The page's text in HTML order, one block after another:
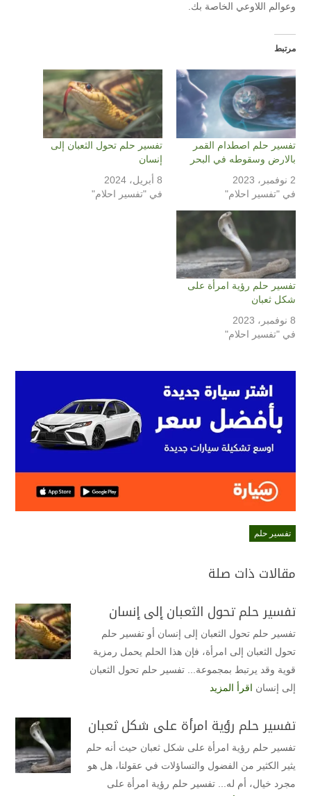
وعوالم اللاوعي الخاصة بك.
مرتبط
تفسير حلم اصطدام القمر
بالارض وسقوطه في البحر
2 نوفمبر، 2023
في "تفسير احلام"
تفسير حلم تحول الثعبان إلى
إنسان
8 أبريل، 2024
في "تفسير احلام"
تفسير حلم رؤية امرأة على
شكل ثعبان
8 نوفمبر، 2023
في "تفسير احلام"
تفسير حلم
مقالات ذات صلة
تفسير حلم تحول الثعبان إلى إنسان
تفسير حلم تحول الثعبان إلى إنسان أو تفسير حلم
تحول الثعبان إلى امرأة، فإن هذا الحلم يحمل رمزية
قوية وقد يرتبط بمجموعة... تفسير حلم تحول الثعبان
إلى إنسان اقرأ المزيد
تفسير حلم رؤية امرأة على شكل ثعبان
تفسير حلم رؤية امرأة على شكل ثعبان حيث أنه حلم
يثير الكثير من الفضول والتساؤلات في عقولنا، هل هو
مجرد خيال، أم له... تفسير حلم رؤية امرأة على